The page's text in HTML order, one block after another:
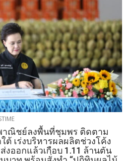
าณิชย์ลงพื้นที่ชุมพร ติดตาม
เร่งบริหารผลผลิตช่วงโค้ง
งออกแล้วเกือบ 1.11 ล้านตัน